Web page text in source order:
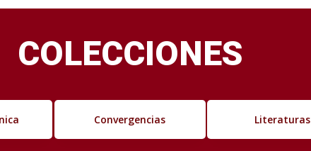
COLECCIONES
Convergencias Literaturas